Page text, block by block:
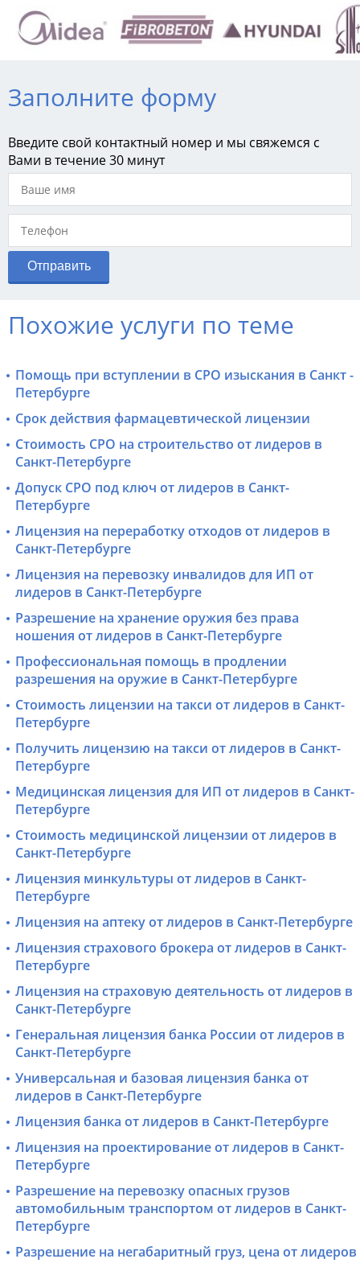
Заполните форму
Введите свой контактный номер и мы свяжемся с
Вами в течение 30 минут
Похожие услуги по теме
Помощь при вступлении в СРО изыскания в Санкт -
Петербурге
Срок действия фармацевтической лицензии
Стоимость СРО на строительство от лидеров в
Санкт-Петербурге
Допуск СРО под ключ от лидеров в Санкт-
Петербурге
Лицензия на переработку отходов от лидеров в
Санкт-Петербурге
Лицензия на перевозку инвалидов для ИП от
лидеров в Санкт-Петербурге
Разрешение на хранение оружия без права
ношения от лидеров в Санкт-Петербурге
Профессиональная помощь в продлении
разрешения на оружие в Санкт-Петербурге
Стоимость лицензии на такси от лидеров в Санкт-
Петербурге
Получить лицензию на такси от лидеров в Санкт-
Петербурге
Медицинская лицензия для ИП от лидеров в Санкт-
Петербурге
Стоимость медицинской лицензии от лидеров в
Санкт-Петербурге
Лицензия минкультуры от лидеров в Санкт-
Петербурге
Лицензия на аптеку от лидеров в Санкт-Петербурге
Лицензия страхового брокера от лидеров в Санкт-
Петербурге
Лицензия на страховую деятельность от лидеров в
Санкт-Петербурге
Генеральная лицензия банка России от лидеров в
Санкт-Петербурге
Универсальная и базовая лицензия банка от
лидеров в Санкт-Петербурге
Лицензия банка от лидеров в Санкт-Петербурге
Лицензия на проектирование от лидеров в Санкт-
Петербурге
Разрешение на перевозку опасных грузов
автомобильным транспортом от лидеров в Санкт-
Петербурге
Разрешение на негабаритный груз, цена от лидеров